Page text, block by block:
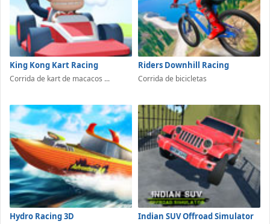
King Kong Kart Racing
Corrida de kart de macacos ...
Riders Downhill Racing
Corrida de bicicletas
Hydro Racing 3D Indian SUV Offroad Simulator